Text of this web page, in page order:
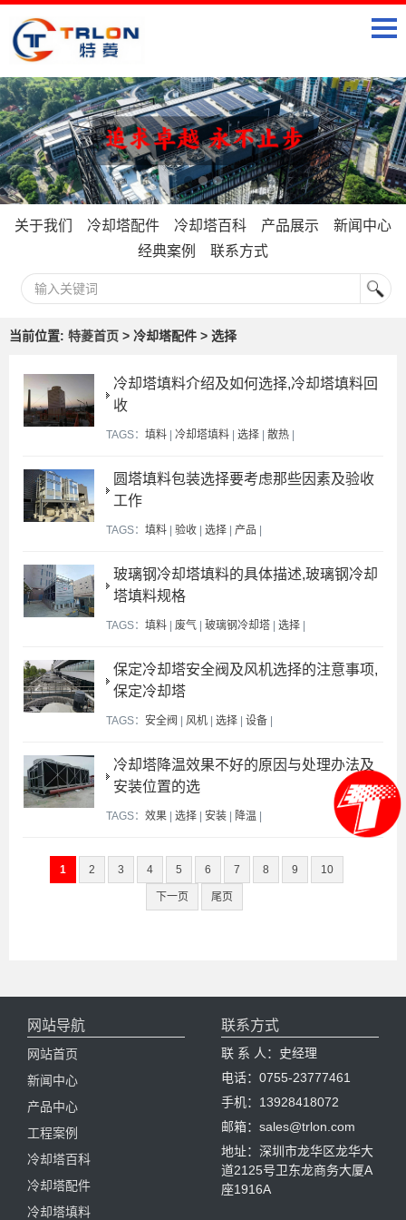
关于我们 冷却塔配件 冷却塔百科 产品展示
新闻中心
经典案例
联系方式
当前位置: 特菱首页 > 冷却塔配件 > 选择
冷却塔填料介绍及如何选择,冷却塔填料回
收
TAGS： 填料 | 冷却塔填料 | 选择 | 散热 |
圆塔填料包装选择要考虑那些因素及验收
工作
TAGS： 填料 | 验收 | 选择 | 产品 |
玻璃钢冷却塔填料的具体描述,玻璃钢冷却
塔填料规格
TAGS： 填料 | 废气 | 玻璃钢冷却塔 | 选择 |
保定冷却塔安全阀及风机选择的注意事项,
保定冷却塔
TAGS： 安全阀 | 风机 | 选择 | 设备 |
冷却塔降温效果不好的原因与处理办法及
安装位置的选
TAGS： 效果 | 选择 | 安装 | 降温 |
1 2 3 4 5 6 7 8 9 10
下一页 尾页
网站导航
网站首页
新闻中心
产品中心
工程案例
冷却塔百科
冷却塔配件
冷却塔填料
联系方式
联 系 人：史经理
电话：0755-23777461
手机：13928418072
邮箱：sales@trlon.com
地址：深圳市龙华区龙华大
道2125号卫东龙商务大厦A
座1916A